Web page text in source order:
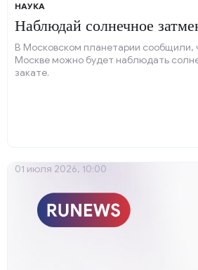
НАУКА
Наблюдай солнечное
В Московском планетарии сообщили,
Москве можно будет наблюдать
закате.
01 июля 2026, 10:00